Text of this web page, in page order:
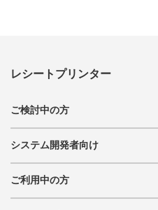
レシートプリンター
ご検討中の方
システム開発者向け
ご利用中の方